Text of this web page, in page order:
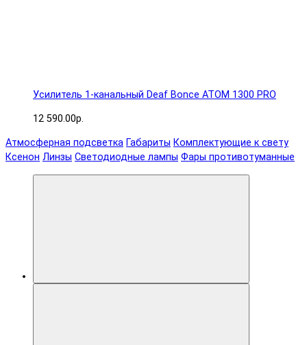
Усилитель 1-канальный Deaf Bonce ATOM 1300 PRO
12 590.00р.
Атмосферная подсветка Габариты Комплектующие к свету
Ксенон Линзы Светодиодные лампы Фары противотуманные